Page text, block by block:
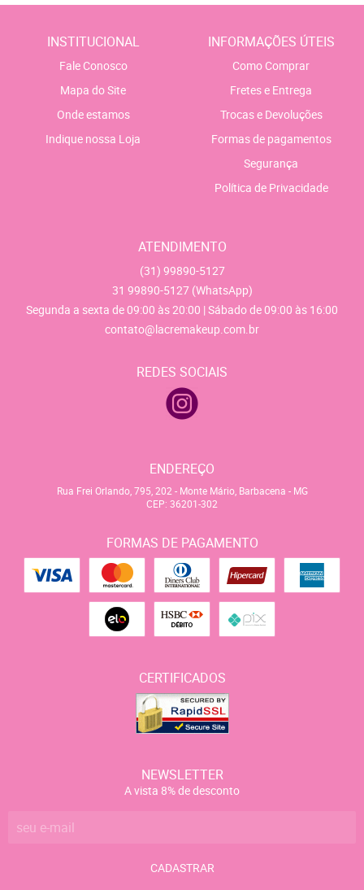
INSTITUCIONAL
Fale Conosco
Mapa do Site
Onde estamos
Indique nossa Loja
INFORMAÇÕES ÚTEIS
Como Comprar
Fretes e Entrega
Trocas e Devoluções
Formas de pagamentos
Segurança
Política de Privacidade
ATENDIMENTO
(31) 99890-5127
31 99890-5127 (WhatsApp)
Segunda a sexta de 09:00 às 20:00 | Sábado de 09:00 às 16:00
contato@lacremakeup.com.br
REDES SOCIAIS
ENDEREÇO
Rua Frei Orlando, 795, 202 - Monte Mário, Barbacena - MG
CEP: 36201-302
FORMAS DE PAGAMENTO
CERTIFICADOS
NEWSLETTER
A vista 8% de desconto
CADASTRAR